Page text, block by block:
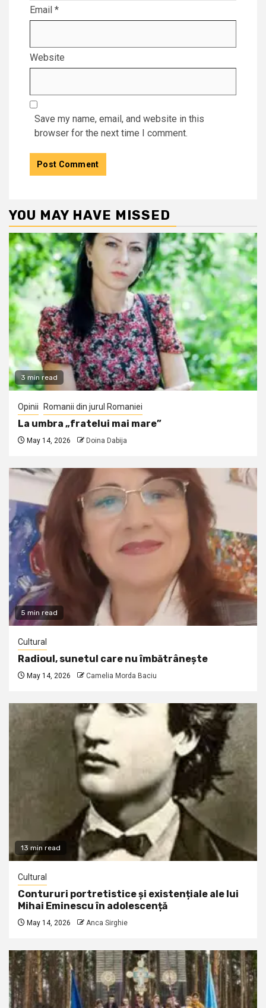
Email *
Website
Save my name, email, and website in this
browser for the next time I comment.
YOU MAY HAVE MISSED
3 min read
Opinii Romanii din jurul Romaniei
La umbra „fratelui mai mare”
May 14, 2026 Doina Dabija
5 min read
Cultural
Radioul, sunetul care nu îmbătrânește
May 14, 2026 Camelia Morda Baciu
13 min read
Cultural
Contururi portretistice și existențiale ale lui
Mihai Eminescu în adolescență
May 14, 2026 Anca Sirghie